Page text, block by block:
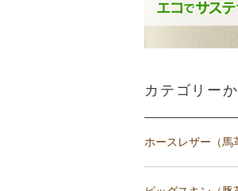
カテゴリー
ホースレザー（馬